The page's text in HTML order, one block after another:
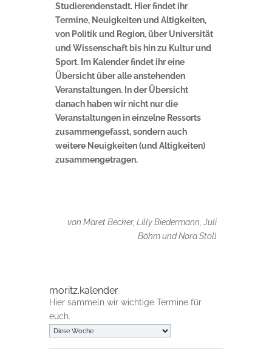
Studierendenstadt. Hier findet ihr
Termine, Neuigkeiten und Altigkeiten,
von Politik und Region, über Universität
und Wissenschaft bis hin zu Kultur und
Sport. Im Kalender findet ihr eine
Übersicht über alle anstehenden
Veranstaltungen. In der Übersicht
danach haben wir nicht nur die
Veranstaltungen in einzelne Ressorts
zusammengefasst, sondern auch
weitere Neuigkeiten (und Altigkeiten)
zusammengetragen.
von Maret Becker, Lilly Biedermann, Juli
Böhm und Nora Stoll
moritz.kalender
Hier sammeln wir wichtige Termine für
euch.
Auswahl